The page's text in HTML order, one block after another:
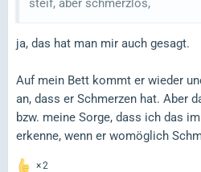
steif, aber schmerzlos,
ja, das hat man mir auch gesagt.
Auf mein Bett kommt er wieder
an, dass er Schmerzen hat. Aber
bzw. meine Sorge, dass ich das
erkenne, wenn er womöglich
2